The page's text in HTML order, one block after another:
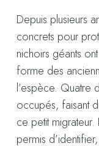
Depuis plusieurs
concrets pour
nichoirs géants
forme des
l’espèce. Quatre
occupés, faisant
ce petit
permis